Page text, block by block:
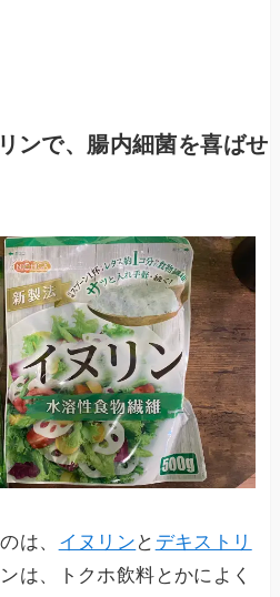
ンで、腸内細菌を喜ばせ
は、 イヌリン と デキストリ
は、トクホ飲料とかによく